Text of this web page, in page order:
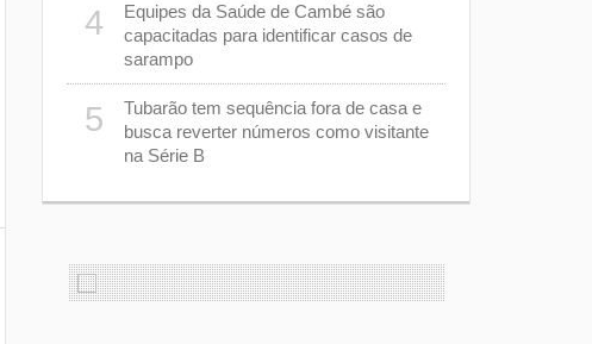
4
Equipes da Saúde de Cambé são
capacitadas para identificar casos de
sarampo
5
Tubarão tem sequência fora de casa e
busca reverter números como visitante
na Série B